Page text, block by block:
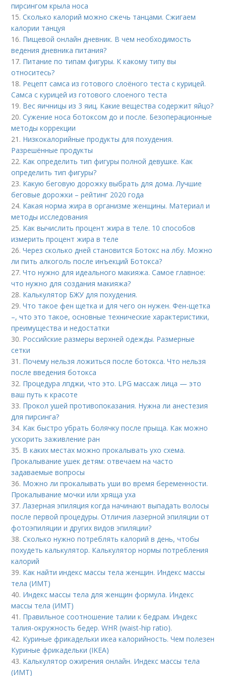
пирсингом крыла носа
15.Сколько калорий можно сжечь танцами. Сжигаем
калории танцуя
16. Пищевой онлайн дневник. В чем необходимость
ведения дневника питания?
17. Питание по типам фигуры. К какому типу вы
относитесь?
18. Рецепт самса из готового слоёного теста с курицей.
Самса с курицей из готового слоеного теста
19. Вес яичницы из 3 яиц. Какие вещества содержит яйцо?
20.Сужение носа ботоксом до и после. Безоперационные
методы коррекции
21. Низкокалорийные продукты для похудения.
Разрешённые продукты
22. Как определить тип фигуры полной девушке. Как
определить тип фигуры?
23. Какую беговую дорожку выбрать для дома. Лучшие
беговые дорожки – рейтинг 2020 года
24. Какая норма жира в организме женщины. Материал и
методы исследования
25. Как вычислить процент жира в теле. 10 способов
измерить процент жира в теле
26.Через сколько дней становится Ботокс на лбу. Можно
ли пить алкоголь после инъекций Ботокса?
27.Что нужно для идеального макияжа. Самое главное:
что нужно для создания макияжа?
28. Калькулятор БЖУ для похудения.
29.Что такое фен щетка и для чего он нужен. Фен-щетка
–, что это такое, основные технические характеристики,
преимущества и недостатки
30. Российские размеры верхней одежды. Размерные
сетки
31. Почему нельзя ложиться после ботокса. Что нельзя
после введения ботокса
32. Процедура лпджи, что это. LPG массаж лица — это
ваш путь к красоте
33. Прокол ушей противопоказания. Нужна ли анестезия
для пирсинга?
34. Как быстро убрать болячку после прыща. Как можно
ускорить заживление ран
35. В каких местах можно прокалывать ухо схема.
Прокалывание ушек детям: отвечаем на часто
задаваемые вопросы
36. Можно ли прокалывать уши во время беременности.
Прокалывание мочки или хряща уха
37.Лазерная эпиляция когда начинают выпадать волосы
после первой процедуры. Отличия лазерной эпиляции от
фотоэпиляции и других видов эпиляции?
38.Сколько нужно потреблять калорий в день, чтобы
похудеть калькулятор. Калькулятор нормы потребления
калорий
39. Как найти индекс массы тела женщин. Индекс массы
тела (ИМТ)
40. Индекс массы тела для женщин формула. Индекс
массы тела (ИМТ)
41. Правильное соотношение талии к бедрам. Индекс
талия-окружность бедер. WHR (waist-hip ratio).
42. Куриные фрикадельки икеа калорийность. Чем полезен
Куриные фрикадельки (IKEA)
43. Калькулятор ожирения онлайн. Индекс массы тела
(ИМТ)